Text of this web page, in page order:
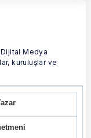
Dijital Medya
kuruluşlar ve